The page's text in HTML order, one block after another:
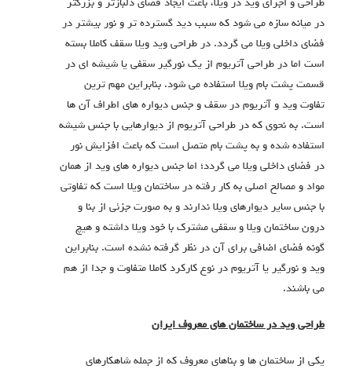
طراحی و اجرای وید در ویلا، باعث ایجاد فضای دلبازتر و بزرگتر
در میانه سازه می شود که سبب دید گسترده تر و نور بیشتر در
فضای داخلی ویلا می گردد. در طراحی وید ویلا سقف کاملا بسته
است اما در طراحی آتریوم از یک نورگیر سقفی یا شیشه ای در
قسمت پشت بام ویلا استفاده می شود. بنابراین مهم ترین
تفاوت وید و آتریوم در سقف و جنس دیواره های اطراف آن ها
است. به نحوی که در طراحی آتریوم از دیوارهایی با جنس شیشه
استفاده شده و به پشت بام متصل است که باعث افزایش نور
در فضای داخلی ویلا می گردد؛ اما جنس دیواره های وید از همان
مواد و مصالح اصلی به کار رفته در ساختمان ویلا است که تفاوتی
با جنس سایر دیوارهای ویلا ندارند و به صورت جزئی از بنا و
درون ساختمان ویلا و سقفی مشترک با خود ویلا داشته و هیچ
گونه فضای اضافی برای آن در نظر گرفته نشده است. بنابراین
وید و نورگیر یا آتریوم در نوع کارکرد کاملا متفاوت و جدا از هم
می باشند.
طراحی وید در ساختمان های معروف ایران
یکی از ساختمان ها و بناهای معروف که از جمله شاهکارهای